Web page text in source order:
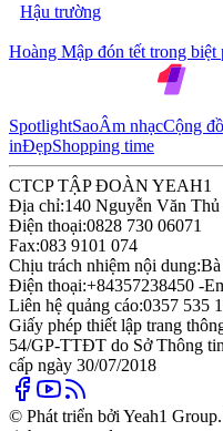
Hậu trường
Hoàng Mập đón tết trong
SpotlightSaoÂm nhạcCộng
inĐẹpShopping time
CTCP TẬP ĐOÀN YEAH1
Địa chỉ:140 Nguyễn Văn
Điện thoại:0828 730 06071
Fax:083 9101 074
Chịu trách nhiệm nội dung:
Điện thoại:+84357238450 -
Liên hệ quảng cáo:0357 535
Giấy phép thiết lập trang
54/GP-TTĐT do Sở Thông
cấp ngày 30/07/2018
© Phát triển bởi Yeah1